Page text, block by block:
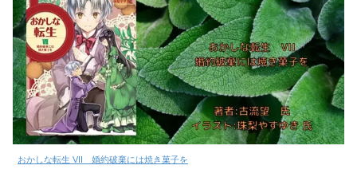
おかしな転生 VII 婚約破棄には焼き菓子を